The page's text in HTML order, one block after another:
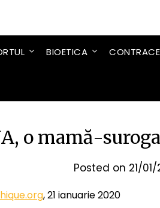
BIOETICA
o mamă-
Posted on 21/
, 21 ianuarie 2020